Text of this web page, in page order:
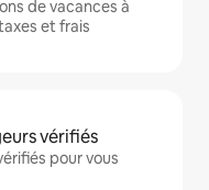
de vacances à
et frais
vérifiés
pour vous